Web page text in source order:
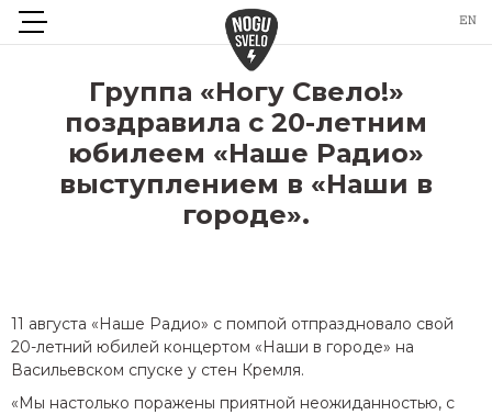
Группа «Ногу Свело!»
поздравила с 20-летним
юбилеем «Наше Радио»
выступлением в «Наши в
городе».
11 августа «Наше Радио» с помпой отпраздновало свой
20-летний юбилей концертом «Наши в городе» на
Васильевском спуске у стен Кремля.
«Мы настолько поражены приятной неожиданностью, с